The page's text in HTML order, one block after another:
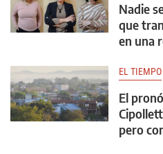
Nadie
que
en una
EL TIEMPO
El
pero